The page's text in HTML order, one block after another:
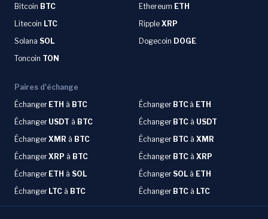
Bitcoin BTC Ethereum ETH
Litecoin LTC Ripple XRP
Solana SOL Dogecoin DOGE
Toncoin TON
Paires d'échange
Échanger ETH à BTC Échanger BTC à ETH
Échanger USDT à BTC Échanger BTC à USDT
ÉchangerXMR à BTC Échanger BTC à XMR
ÉchangerXRP à BTC Échanger BTC à XRP
Échanger ETH à SOL ÉchangerSOL à ETH
Échanger LTC à BTC Échanger BTC à LTC